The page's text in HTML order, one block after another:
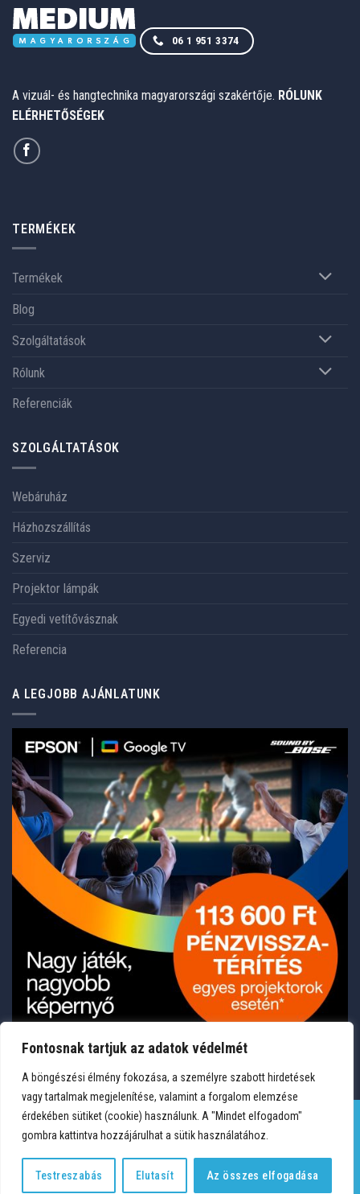
Fontosnak tartjuk az adatok védelmét
A böngészési élmény fokozása, a személyre szabott hirdetések
vagy tartalmak megjelenítése, valamint a forgalom elemzése
érdekében sütiket (cookie) használunk. A "Mindet elfogadom"
gombra kattintva hozzájárulhat a sütik használatához.
Testreszabás Elutasít Az összes elfogadása
06 1 951 3374
A vizuál- és hangtechnika magyarországi szakértője. RÓLUNK
ELÉRHETŐSÉGEK
TERMÉKEK
Termékek
Blog
Szolgáltatások
Rólunk
Referenciák
SZOLGÁLTATÁSOK
Webáruház
Házhozszállítás
Szerviz
Projektor lámpák
Egyedi vetítővásznak
Referencia
A LEGJOBB AJÁNLATUNK
Copyright 2026 © Medium Hungary Kft. Minden jog fenntartva.